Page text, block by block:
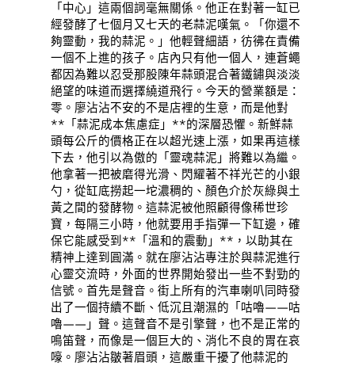
「中心」這兩個詞毫無關係。他正在對著一缸已
經發酵了七個月又七天的老蒜泥嘆氣。「你還不
夠靈動，我的蒜泥。」他輕聲細語，彷彿在責備
一個不上進的孩子。店內只有他一個人，連蒼蠅
都因為難以忍受那股陳年蒜頭混合著鐵鏽與淡淡
絕望的味道而選擇繞道飛行。今天的營業額是：
零。廖沾沾不安的不是店裡的生意，而是他對
**「蒜泥成本焦慮症」**的深層恐懼。新鮮蒜
頭每公斤的價格正在以超光速上漲，如果再這樣
下去，他引以為傲的「靈魂蒜泥」將難以為繼。
他拿著一把被磨得光滑、閃耀著不祥光芒的小銀
勺，從缸底撈起一坨濃稠的、顏色介於灰綠與土
黃之間的發酵物。這蒜泥被他照顧得像稀世珍
寶，每隔三小時，他就要用手指彈一下缸邊，確
保它能感受到**「溫和的震動」**，以助其在
精神上達到圓滿。就在廖沾沾專注於與蒜泥進行
心靈交流時，外面的世界開始發出一些不對勁的
信號。首先是聲音。街上所有的汽車喇叭同時發
出了一個持續不斷、低沉且潮濕的「咕嚕——咕
嚕——」聲。這聲音不是引擎聲，也不是正常的
鳴笛聲，而像是一個巨大的、消化不良的胃在哀
嚎。廖沾沾皺著眉頭，這嚴重干擾了他蒜泥的